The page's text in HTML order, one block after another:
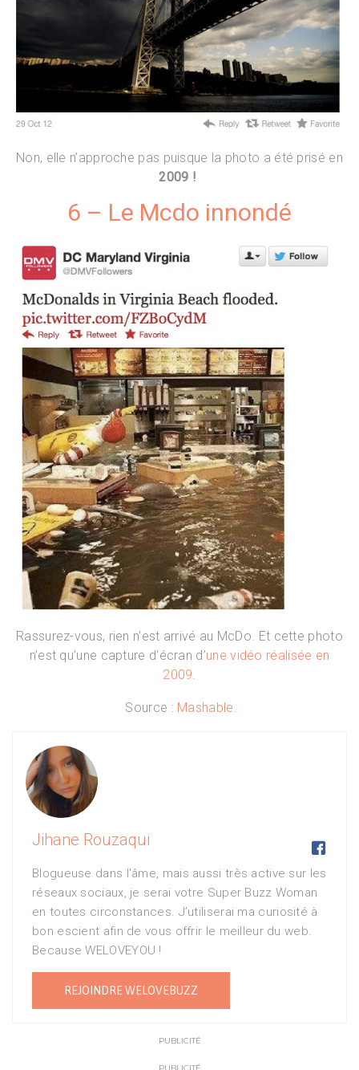
Non, elle n’approche pas puisque la photo a été prisé en
2009 !
6 – Le Mcdo innondé
Rassurez-vous, rien n’est arrivé au McDo. Et cette photo
n’est qu’une capture d’écran d’une vidéo réalisée en
2009.
Source : Mashable.
Jihane Rouzaqui 
Blogueuse dans l'âme, mais aussi très active sur les
réseaux sociaux, je serai votre Super Buzz Woman
en toutes circonstances. J’utiliserai ma curiosité à
bon escient afin de vous offrir le meilleur du web.
Because WELOVEYOU !
REJOINDRE WELOVEBUZZ
PUBLICITÉ